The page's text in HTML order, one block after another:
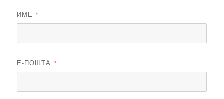
ИМЕ *
Е-ПОШТА *